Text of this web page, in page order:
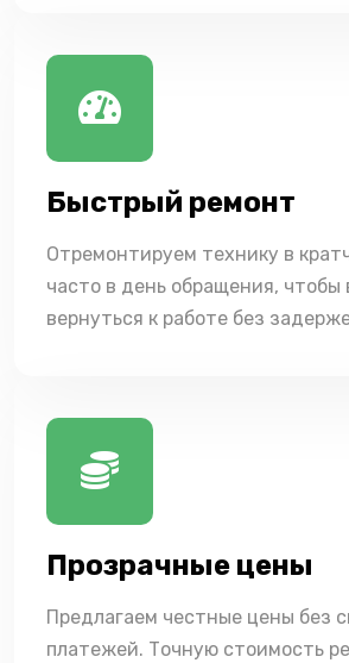
Быстрый ремонт
Отремонтируем технику в
часто в день обращения, чтобы
вернуться к работе без
Прозрачные цены
Предлагаем честные цены без
платежей. Точную стоимость